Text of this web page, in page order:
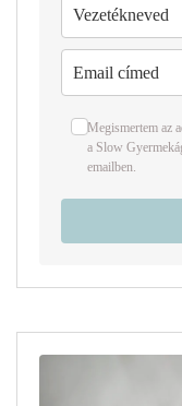
Megismertem az
a Slow
emailben.